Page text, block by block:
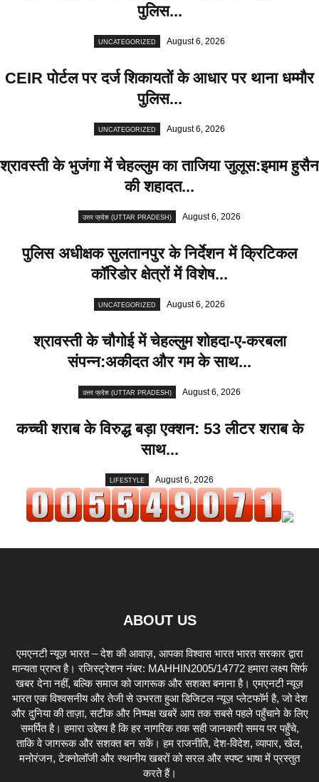
पुलिस...
UNCATEGORIZED August 6, 2026
CEIR पोर्टल पर दर्ज शिकायतों के आधार पर थाना धम्मौर
पुलिस...
UNCATEGORIZED August 6, 2026
श्रावस्ती के भुजंगा में चेहल्लुम का ताजिया जुलूस:इमाम हुसैन
की शहादत...
उत्तर प्रदेश (UTTAR PRADESH) August 6, 2026
पुलिस अधीक्षक सुलतानपुर के निर्देशन में क्रिटिकल
कॉरिडोर क्षेत्रों में विशेष...
UNCATEGORIZED August 6, 2026
श्रावस्ती के चौगोई में चेहल्लुम शोहदा-ए-करबला
संपन्न:अकीदत और गम के साथ...
उत्तर प्रदेश (UTTAR PRADESH) August 6, 2026
कच्ची शराब के विरुद्ध बड़ा एक्शन: 53 लीटर शराब के
साथ...
LIFESTYLE August 6, 2026
ABOUT US
एमएनटी न्यूज़ भारत – देश की आवाज़, आपका विश्वास भारत भारत सरकार द्वारा
मान्यता प्राप्त है। रजिस्ट्रेशन नंबर: MAHHIN2005/14772 हमारा लक्ष्य सिर्फ
खबर देना नहीं, बल्कि समाज को जागरूक और सशक्त बनाना है। एमएनटी न्यूज़
भारत एक विश्वसनीय और तेजी से उभरता हुआ डिजिटल न्यूज़ प्लेटफॉर्म है, जो देश
और दुनिया की ताज़ा, सटीक और निष्पक्ष खबरें आप तक सबसे पहले पहुँचाने के लिए
समर्पित है। हमारा उद्देश्य है कि हर नागरिक तक सही जानकारी समय पर पहुँचे,
ताकि वे जागरूक और सशक्त बन सकें। हम राजनीति, देश-विदेश, व्यापार, खेल,
मनोरंजन, टेक्नोलॉजी और स्थानीय खबरों को सरल और स्पष्ट भाषा में प्रस्तुत
करते हैं।